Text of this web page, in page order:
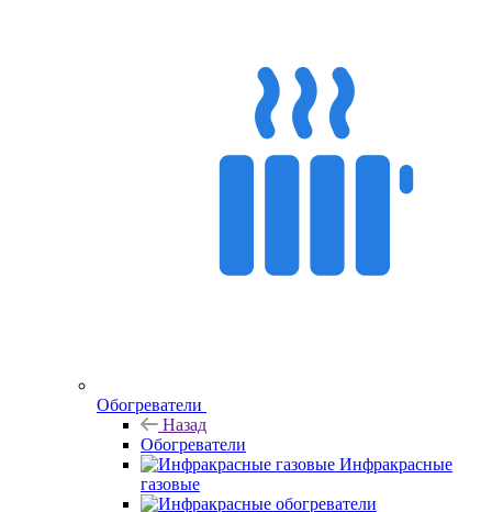
Обогреватели
Назад
Обогреватели
Инфракрасные
газовые